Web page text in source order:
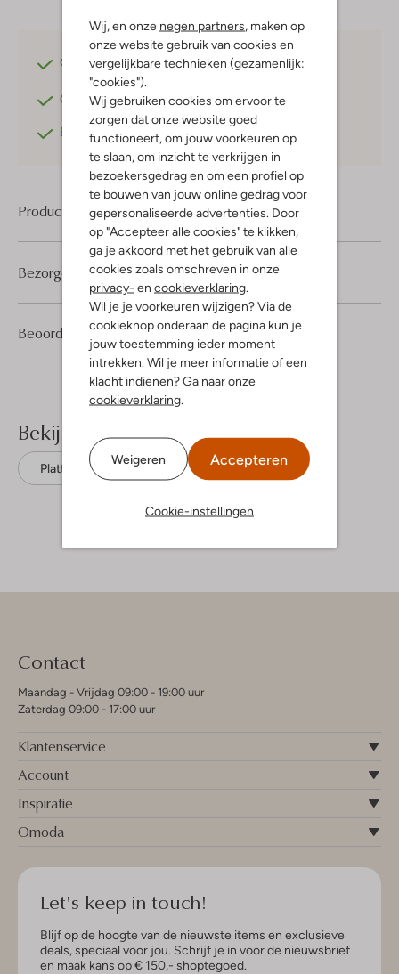
Wij, en onze negen partners, maken op
onze website gebruik van cookies en
vergelijkbare technieken (gezamenlijk:
"cookies").
Wij gebruiken cookies om ervoor te
zorgen dat onze website goed
functioneert, om jouw voorkeuren op
te slaan, om inzicht te verkrijgen in
bezoekersgedrag en om een profiel op
te bouwen van jouw online gedrag voor
gepersonaliseerde advertenties. Door
op "Accepteer alle cookies" te klikken,
ga je akkoord met het gebruik van alle
cookies zoals omschreven in onze
privacy- en cookieverklaring.
Wil je je voorkeuren wijzigen? Via de
cookieknop onderaan de pagina kun je
jouw toestemming ieder moment
intrekken. Wil je meer informatie of een
klacht indienen? Ga naar onze
cookieverklaring.
Weigeren Accepteren
Cookie-instellingen
Gratis verzendingvanaf €75,-
Gratis retournerenbinnen 30 dagen*
Betaal achteraf met Klarna
Product informatie
Beoordelingen (2) 4 /5
2
4
Sterren
Bezorgen & retourneren
Bekijk meer
Platte sandalen Ton & Ton Leer
Contact
Maandag - Vrijdag 09:00 - 19:00 uur
Zaterdag 09:00 - 17:00 uur
Klantenservice
Account
Inspiratie
Omoda
Let's keep in touch!
Blijf op de hoogte van de nieuwste items en exclusieve
deals, speciaal voor jou. Schrijf je in voor de nieuwsbrief
en maak kans op € 150,- shoptegoed.